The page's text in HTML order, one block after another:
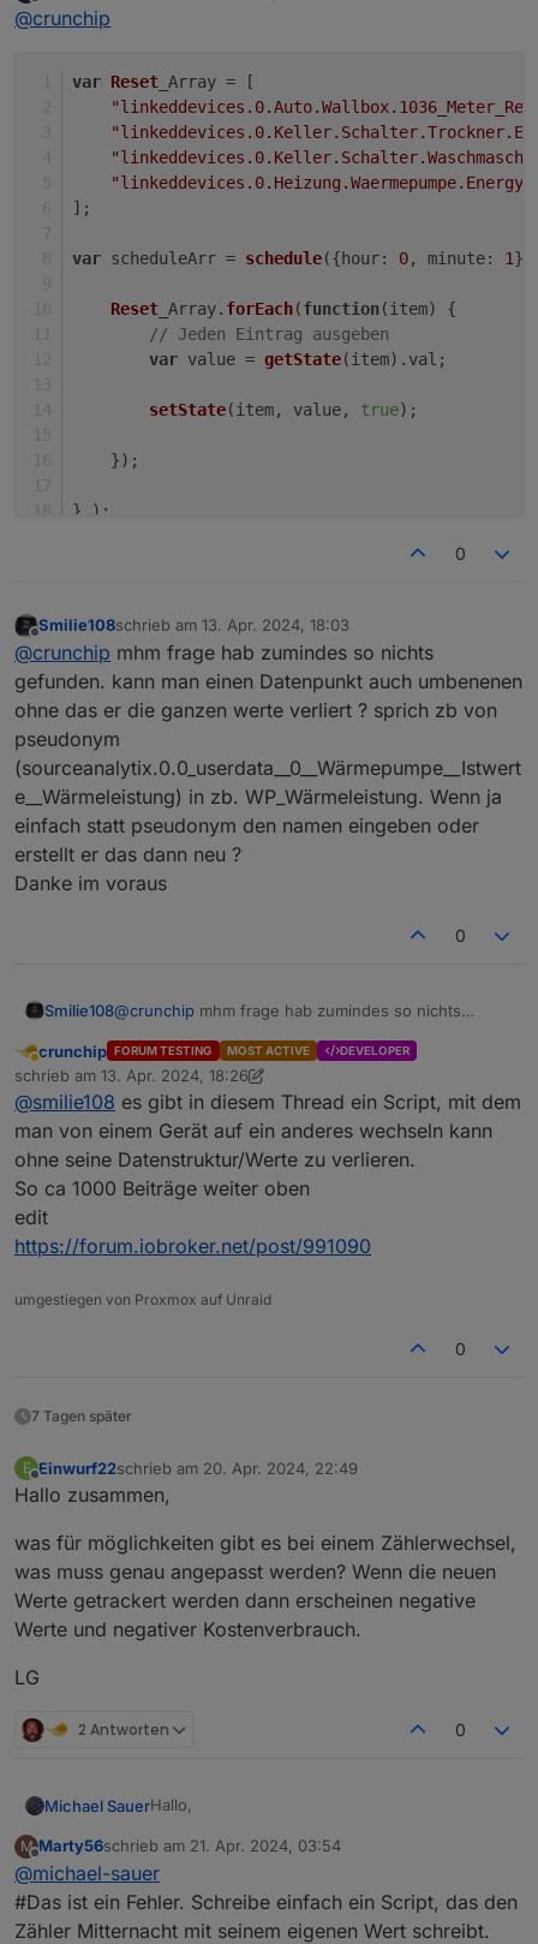
Weder noch, wenn keine Daten kommen, kann auch
nichts gerechnet werden.
Alternativ kannst du den DP z. B. Mittels Script
Problem ist bekannt und auch schon mehrmals hier
behandelt worden
@crunchip
var Reset _Array = [
"linkeddevices.0.Heizung.Waermepumpe.Energy"
];
var scheduleArr = schedule({hour: 0, minute: 1
Reset _Array. forEach(function(item) {
// Jeden Eintrag ausgeben
var value = getState(item). val ;
setState(item, value, true);
    });
} );
0
Smilie108schrieb am 13. Apr. 2024, 18:03
zuletzt editiert von
@crunchip mhm frage hab zumindes so nichts
gefunden. kann man einen Datenpunkt auch umbenenen
ohne das er die ganzen werte verliert ? sprich zb von
pseudonym
(sourceanalytix.0.0_userdata__0__Wärmepumpe__Istwert
e__Wärmeleistung) in zb. WP_Wärmeleistung. Wenn ja
einfach statt pseudonym den namen eingeben oder
erstellt er das dann neu ?
Danke im voraus
0
Smilie108@crunchip mhm frage hab zumindes so nichts
umbenenen ohne das er die ganzen werte verliert ?
sprich zb von pseudonym
(sourceanalytix.0.0_userdata__0__Wärmepumpe__Istw
erte__Wärmeleistung) in zb. WP_Wärmeleistung.
eingeben oder erstellt er das dann neu ?
Danke im voraus
Abwesend
crunchip FORUM TESTING MOST ACTIVE DEVELOPER
schrieb am 13. Apr. 2024, 18:26
zuletzt editiert von crunchip
@smilie108 es gibt in diesem Thread ein Script, mit dem
man von einem Gerät auf ein anderes wechseln kann
ohne seine Datenstruktur/Werte zu verlieren.
So ca 1000 Beiträge weiter oben
edit
https://forum.iobroker.net/post/991090
umgestiegen von Proxmox auf Unraid
0
7 Tagen später
E
Offline
Einwurf22schrieb am 20. Apr. 2024, 22:49
zuletzt editiert von
Hallo zusammen,
was für möglichkeiten gibt es bei einem Zählerwechsel,
was muss genau angepasst werden? Wenn die neuen
Werte getrackert werden dann erscheinen negative
Werte und negativer Kostenverbrauch.
LG
2 Antworten 0
Michael SauerHallo,
habe das Problem das bei einem Tageswechsel
der Zähler nicht auf null gesetzt wird.
Er fängt erst an umzuschalten wenn wieder
Verbrauch ist.
Ist das eine Einstellung oder ein Fehler?
M
Offline
Marty56schrieb am 21. Apr. 2024, 03:54
zuletzt editiert von
@michael-sauer
#Das ist ein Fehler. Schreibe einfach ein Script, das den
Zähler Mitternacht mit seinem eigenen Wert schreibt.